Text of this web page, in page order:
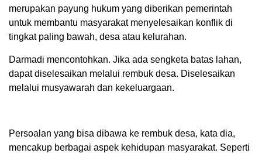
merupakan payung hukum yang diberikan pemerintah
untuk membantu masyarakat menyelesaikan konflik di
tingkat paling bawah, desa atau kelurahan.
Darmadi mencontohkan. Jika ada sengketa batas lahan,
dapat diselesaikan melalui rembuk desa. Diselesaikan
melalui musyawarah dan kekeluargaan.
Persoalan yang bisa dibawa ke rembuk desa, kata dia,
mencakup berbagai aspek kehidupan masyarakat. Seperti